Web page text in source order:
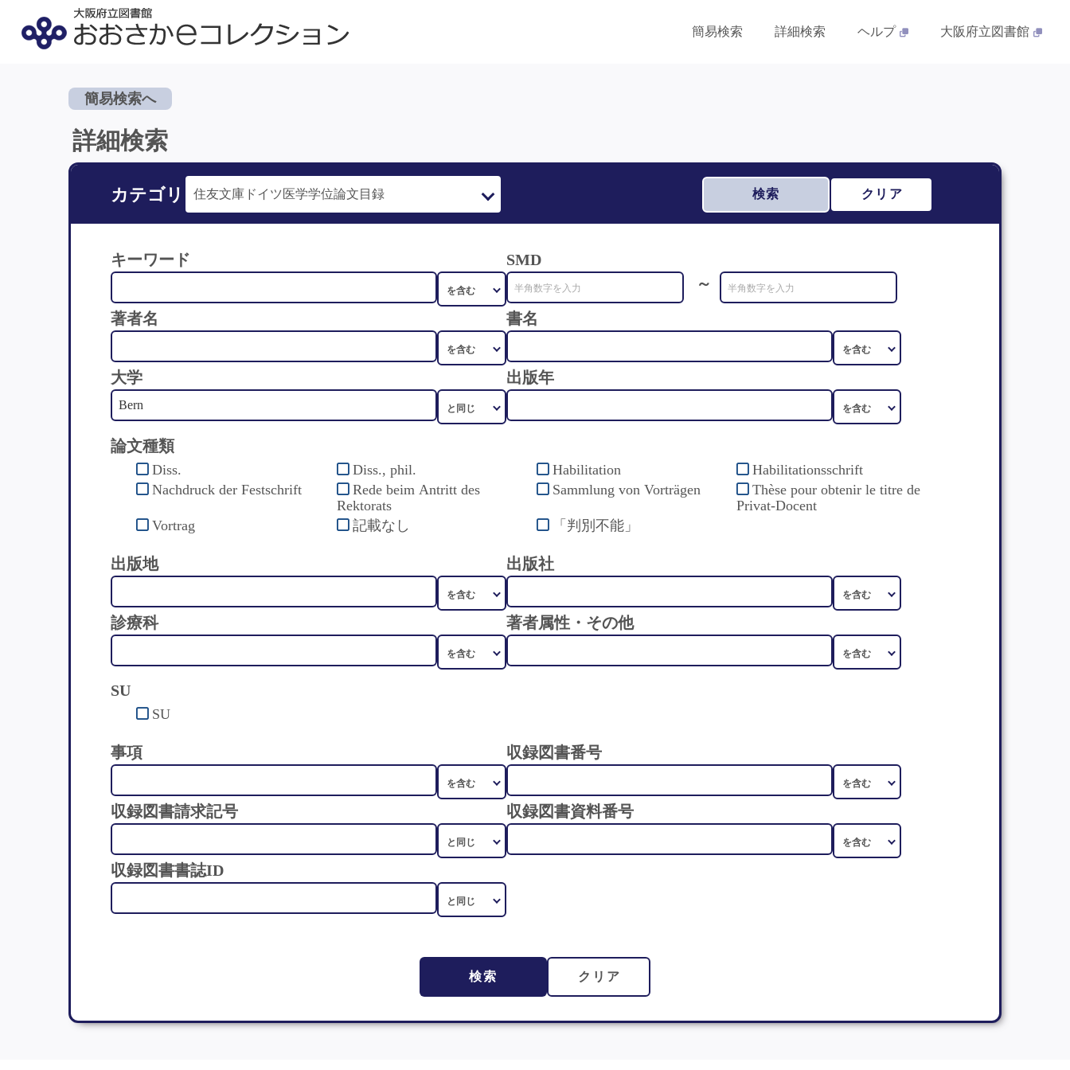
簡易検索 詳細検索 ヘルプ 大阪府立図書館
簡易検索へ
詳細検索
カテゴリ 検索 クリア
キーワード
SMD
～
著者名
書名
大学 出版年
論文種類
Diss. Diss., phil. Habilitation
Habilitationsschrift
Nachdruck der Festschrift
Rede beim Antritt des
Rektorats
Sammlung von Vorträgen
Thèse pour obtenir le titre de
Privat-Docent
Vortrag
記載なし 「判別不能」
出版地 出版社
診療科 著者属性・その他
SU
SU
事項 収録図書番号
収録図書請求記号 収録図書資料番号
収録図書書誌ID
検索 クリア